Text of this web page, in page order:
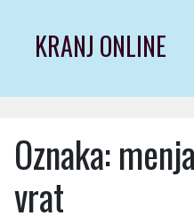
contentKRANJ ONLINE
Oznaka:
vrat